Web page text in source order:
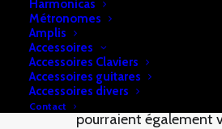
Harmonicas
Métronomes
Amplis
Accessoires
Accessoires Claviers
Accessoires guitares
Accessoires divers
Contact
Vous aimerez peut-être
Voici une sélection de
pourraient également